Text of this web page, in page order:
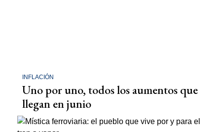
INFLACIÓN
Uno por uno, todos los aumentos que
llegan en junio